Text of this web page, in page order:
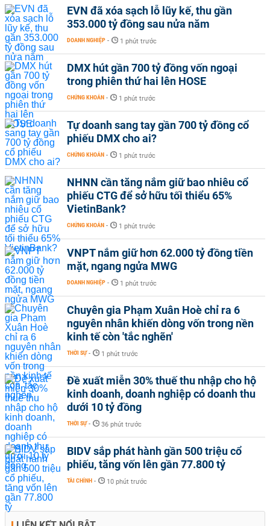
EVN đã xóa sạch lỗ lũy kế, thu gần
353.000 tỷ đồng sau nửa năm
DOANH NGHIỆP - 1 phút trước
DMX hút gần 700 tỷ đồng vốn ngoại
trong phiên thứ hai lên HOSE
CHỨNG KHOÁN - 1 phút trước
Tự doanh sang tay gần 700 tỷ đồng cổ
phiếu DMX cho ai?
CHỨNG KHOÁN - 1 phút trước
NHNN cần tăng nắm giữ bao nhiêu cổ
phiếu CTG để sở hữu tối thiểu 65%
VietinBank?
CHỨNG KHOÁN - 1 phút trước
VNPT nắm giữ hơn 62.000 tỷ đồng tiền
mặt, ngang ngửa MWG
DOANH NGHIỆP - 1 phút trước
Chuyên gia Phạm Xuân Hoè chỉ ra 6
nguyên nhân khiến dòng vốn trong nền
kinh tế còn 'tắc nghẽn'
THỜI SỰ - 1 phút trước
Đề xuất miễn 30% thuế thu nhập cho hộ
kinh doanh, doanh nghiệp có doanh thu
dưới 10 tỷ đồng
THỜI SỰ - 36 phút trước
BIDV sắp phát hành gần 500 triệu cổ
phiếu, tăng vốn lên gần 77.800 tỷ
TÀI CHÍNH - 10 phút trước